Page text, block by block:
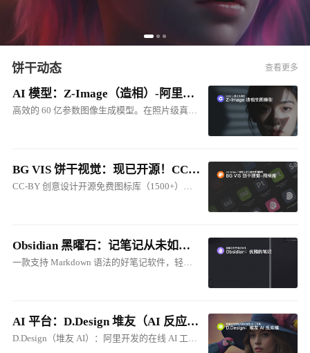
饼干动态 查看更多
AI 模型：Z-Image（造相）-阿里出品的多模态生图模型
高效的 60 亿参数图像生成模型。在照片级真实感图像生成和中英双语文本渲染方面效果突出，其品质可与 FLUX.2 等顶级商业模型媲美
BG VIS 饼干视觉：现已开源！CC-BY 创意设计开源免费图标库
CC-BY 创意设计开源免费图标库（1500+），包括：软件图标、硬件图标、人工智能图标、网站图标、产品图标、系统图标等...
Obsidian 黑曜石：记笔记从未如此优雅
一款支持 Markdown 语法的好笔记软件，轻松建立属于自己的本地知识库。与 Cherry Studio 的笔记联动，将笔记转化为 AI 知识库！
AI 平台：D.Design 堆友（AI 反应堆）在线 ComfyUI
D.Design（堆友 AI）：阿里开发的在线 AI 工具集。支持：生成式、在线ComfyUI、电商图创作等